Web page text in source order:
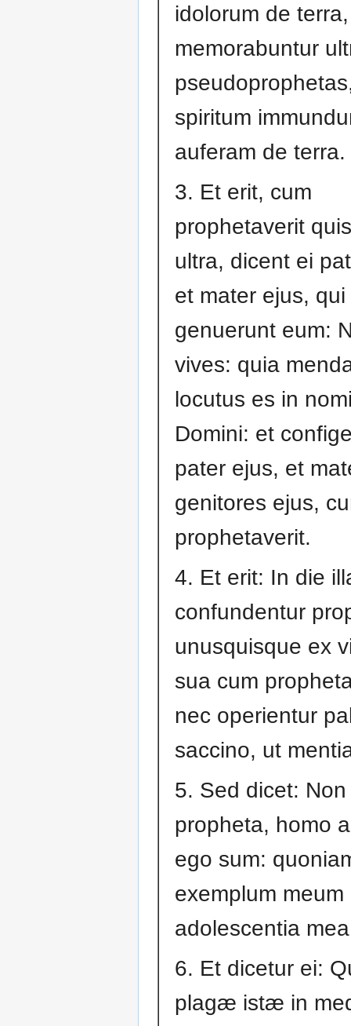
idolorum de
memorabuntur
spiritum
auferam de terra.
3. Et erit, cum
prophetaverit
ultra, dicent ei
et mater ejus, qui
genuerunt eum:
vives: quia
locutus es in
Domini: et
pater ejus, et
genitores ejus,
prophetaverit.
4. Et erit: In die
confundentur
unusquisque ex
sua cum
nec operientur
saccino, ut
5. Sed dicet:
propheta, homo
ego sum:
exemplum meum
adolescentia
6. Et dicetur ei:
plagæ istæ in